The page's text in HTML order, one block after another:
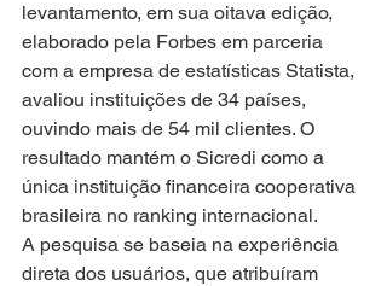
levantamento, em sua oitava edição,
elaborado pela Forbes em parceria
com a empresa de estatísticas Statista,
avaliou instituições de 34 países,
ouvindo mais de 54 mil clientes. O
resultado mantém o Sicredi como a
única instituição financeira cooperativa
brasileira no ranking internacional.
A pesquisa se baseia na experiência
direta dos usuários, que atribuíram